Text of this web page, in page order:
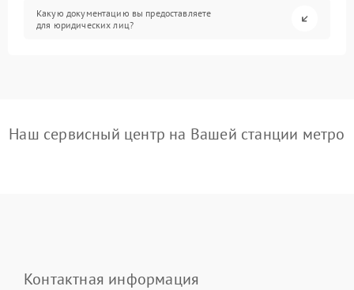
Какую документацию вы предоставляете
для юридических лиц?
Наш сервисный центр на Вашей станции метро
Контактная информация